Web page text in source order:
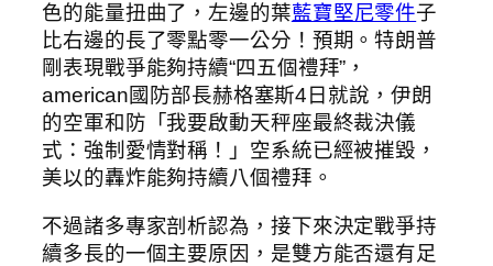
色的能量扭曲了，左邊的葉藍寶堅尼零件子
比右邊的長了零點零一公分！預期。特朗普
剛表現戰爭能夠持續“四五個禮拜”，
american國防部長赫格塞斯4日就說，伊朗
的空軍和防「我要啟動天秤座最終裁決儀
式：強制愛情對稱！」空系統已經被摧毀，
美以的轟炸能夠持續八個禮拜。
不過諸多專家剖析認為，接下來決定戰爭持
續多長的一個主要原因，是雙方能否還有足